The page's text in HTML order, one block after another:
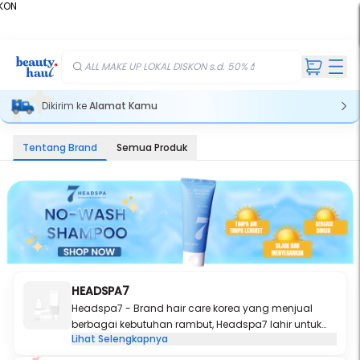
ALL MAKE UP LOKAL DISKON s.d. 50%💄
Dikirim keAlamat Kamu
Tentang Brand Semua Produk
HEADSPA7
Headspa7 - Brand hair care korea yang menjual
berbagai kebutuhan rambut, Headspa7 lahir untuk
mewujudkan rambut impian setiap orang dengan
Lihat Selengkapnya